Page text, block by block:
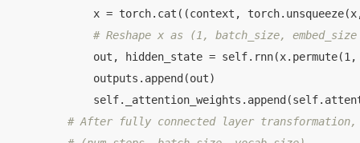
x = torch.cat((context,
# Reshape x as (1, batch_size, embed_size
out, hidden_state =
            outputs.append(out)
# After fully connected layer transformation,